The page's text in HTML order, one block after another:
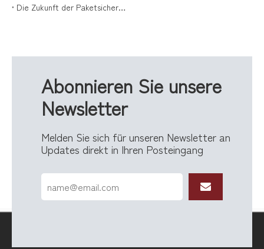
Die Zukunft der Paketsicherheit liegt mit Paketzustellboxen
Abonnieren Sie unsere
Newsletter
Melden Sie sich für unseren Newsletter an
Updates direkt in Ihren Posteingang